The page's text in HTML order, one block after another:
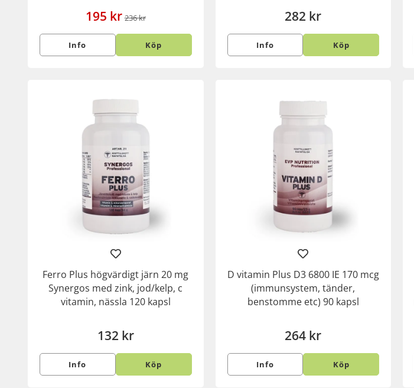
195 kr 236 kr
Info Köp
282 kr
Info Köp
Ferro Plus högvärdigt järn 20 mg
Synergos med zink, jod/kelp, c
vitamin, nässla 120 kapsl
132 kr
Info Köp
D vitamin Plus D3 6800 IE 170 mcg
(immunsystem, tänder,
benstomme etc) 90 kapsl
264 kr
Info Köp